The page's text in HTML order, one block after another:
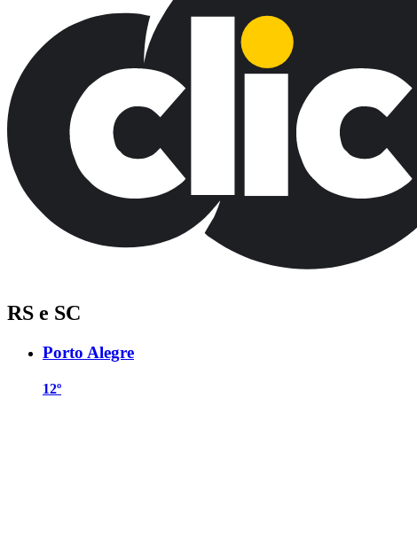
RS e SC
Porto Alegre
12º